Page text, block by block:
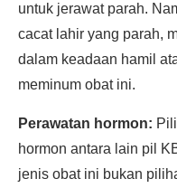
untuk jerawat parah.
cacat lahir yang parah,
dalam keadaan hamil
meminum obat ini.
Perawatan hormon:
hormon antara lain pil
jenis obat ini bukan